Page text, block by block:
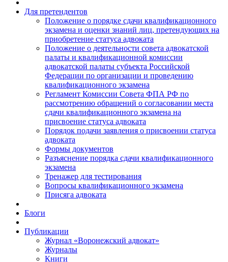
Для претендентов
Положение о порядке сдачи квалификационного
экзамена и оценки знаний лиц, претендующих на
приобретение статуса адвоката
Положение о деятельности совета адвокатской
палаты и квалификационной комиссии
адвокатской палаты субъекта Российской
Федерации по организации и проведению
квалификационного экзамена
Регламент Комиссии Совета ФПА РФ по
рассмотрению обращений о согласовании места
сдачи квалификационного экзамена на
присвоение статуса адвоката
Порядок подачи заявления о присвоении статуса
адвоката
Формы документов
Разъяснение порядка сдачи квалификационного
экзамена
Тренажер для тестирования
Вопросы квалификационного экзамена
Присяга адвоката
Блоги
Публикации
Журнал «Воронежский адвокат»
Журналы
Книги